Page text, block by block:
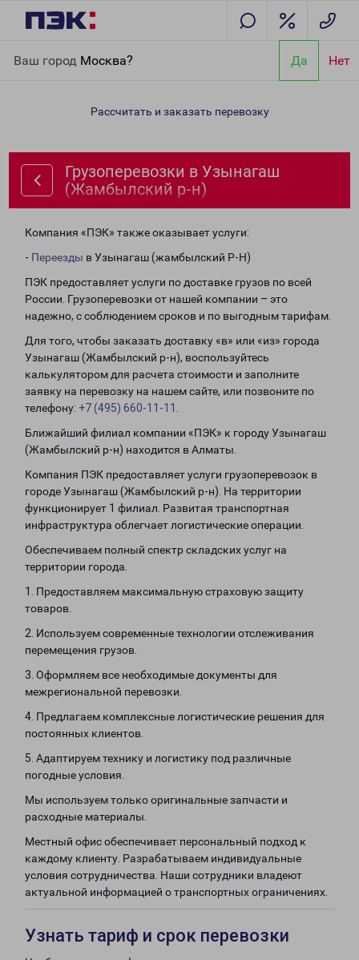
Ваш город Москва? Да Нет
(Жамбылский р-н)
Рассчитать и заказать перевозку
Грузоперевозки в Узынагаш
(Жамбылский р-н)
Компания «ПЭК» также оказывает услуги:
- Переезды в Узынагаш (жамбылский Р-Н)
ПЭК предоставляет услуги по доставке грузов по всей
России. Грузоперевозки от нашей компании – это
надежно, с соблюдением сроков и по выгодным тарифам.
Для того, чтобы заказать доставку «в» или «из» города
Узынагаш (Жамбылский р-н), воспользуйтесь
калькулятором для расчета стоимости и заполните
заявку на перевозку на нашем сайте, или позвоните по
телефону: +7 (495) 660-11-11
Ближайший филиал компании «ПЭК» к городу Узынагаш
(Жамбылский р-н) находится в Алматы.
Компания ПЭК предоставляет услуги грузоперевозок в
городе Узынагаш (Жамбылский р-н). На территории
функционирует 1 филиал. Развитая транспортная
инфраструктура облегчает логистические операции.
Обеспечиваем полный спектр складских услуг на
территории города.
1. Предоставляем максимальную страховую защиту
товаров.
2. Используем современные технологии отслеживания
перемещения грузов.
3. Оформляем все необходимые документы для
межрегиональной перевозки.
4. Предлагаем комплексные логистические решения для
постоянных клиентов.
5. Адаптируем технику и логистику под различные
погодные условия.
Мы используем только оригинальные запчасти и
расходные материалы.
Местный офис обеспечивает персональный подход к
каждому клиенту. Разрабатываем индивидуальные
условия сотрудничества. Наши сотрудники владеют
актуальной информацией о транспортных ограничениях.
Узнать тариф и срок перевозки